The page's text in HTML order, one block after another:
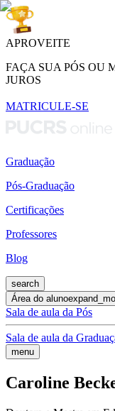
APROVEITE
FAÇA SUA PÓS OU
JUROS
MATRICULE-SE
Graduação
Pós-Graduação
Certificações
Professores
Blog
search
Área do aluno
Sala de aula da Pós
Sala de aula da
menu
Caroline